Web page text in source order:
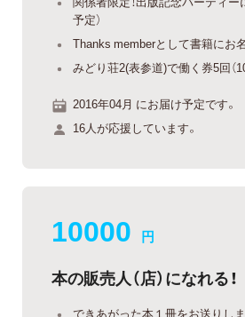
予定）
Thanks memberとして書籍にお
みどり荘2(表参道)で働く券5回（
2016年04月 にお届け予定です。
16人が応援しています。
10000 円
本の販売人（店）になれる！
できあがった本１冊をお送りしま